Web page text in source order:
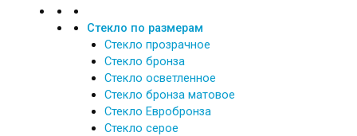
Стекло по размерам
Стекло прозрачное
Стекло бронза
Стекло осветленное
Стекло бронза матовое
Стекло Евробронза
Стекло серое